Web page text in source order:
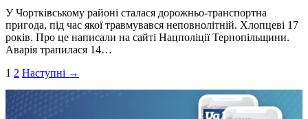
У Чортківському районі сталася дорожньо-транспортна
пригода, під час якої травмувався неповнолітній. Хлопцеві 17
років. Про це написали на сайті Нацполіції Тернопільщини.
Аварія трапилася 14…
Пагінація
записів
1 2 Наступні →